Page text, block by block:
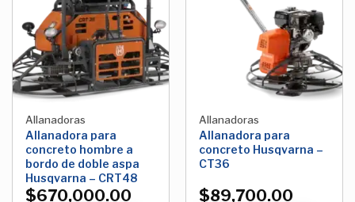
a la
Lista de
deseos
Allanadoras
Allanadora para
concreto hombre a
bordo de doble aspa
Husqvarna – CRT48
$670,000.00
a la
Lista de
deseos
Allanadoras
Allanadora para
concreto Husqvarna –
CT36
$89,700.00